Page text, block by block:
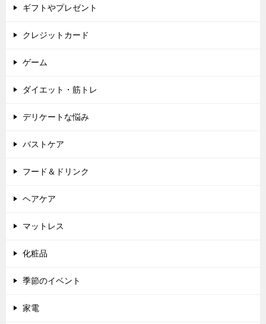
ギフトやプレゼント
クレジットカード
ゲーム
ダイエット・筋トレ
デリケートな悩み
バストケア
フード＆ドリンク
ヘアケア
マットレス
化粧品
季節のイベント
家電